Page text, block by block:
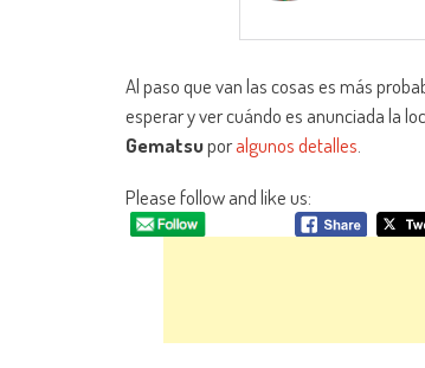
Al paso que van las cosas es más
esperar y ver cuándo es anunciada la
Gematsuporalgunos detalles.
Please follow and like us: